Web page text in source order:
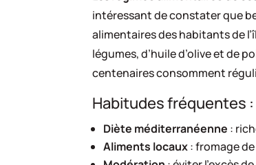
intéressant de constater que
alimentaires des habitants de
légumes, d’huile d’olive et de
centenaires consomment
Habitudes fréquentes :
Diète méditerranéenne :
Aliments locaux: fromage